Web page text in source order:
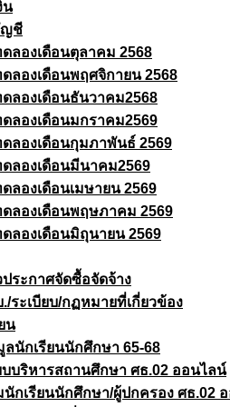
น
ญชี
ดลองเดือนตุลาคม 2568
ดลองเดือนพฤศจิกายน 2568
ดลองเดือนธันวาคม2568
ดลองเดือนมกราคม2569
ดลองเดือนกุมภาพันธ์ 2569
ดลองเดือนมีนาคม2569
ลองเดือนเมษายน 2569
ดลองเดือนพฤษภาคม 2569
ดลองเดือนมิถุนายน 2569
ระกาศจัดซื้อจัดจ้าง
ระเบียบ/กฏหมายที่เกี่ยวข้อง
น
นักเรียนนักศึกษา 65-68
บริหารสถานศึกษา ศธ.02 ออนไลน์
นักเรียนนักศึกษา/ผู้ปกครอง ศธ.02